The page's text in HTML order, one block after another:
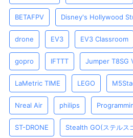
BETAFPV Disney's Hollywood
drone EV3 EV3 Classroom
gopro IFTTT Jumper T8SG
LaMetric TIME LEGO
Nreal Air philips
ST-DRONE Stealth GO(ステルス